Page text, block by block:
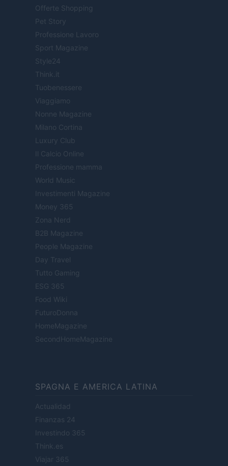
Offerte Shopping
Pet Story
Professione Lavoro
Sport Magazine
Style24
Think.it
Tuobenessere
Viaggiamo
Nonne Magazine
Milano Cortina
Luxury Club
Il Calcio Online
Professione mamma
World Music
Investimenti Magazine
Money 365
Zona Nerd
B2B Magazine
People Magazine
Day Travel
Tutto Gaming
ESG 365
Food Wiki
FuturoDonna
HomeMagazine
SecondHomeMagazine
SPAGNA E AMERICA LATINA
Actualidad
Finanzas 24
Investindo 365
Think.es
Viajar 365